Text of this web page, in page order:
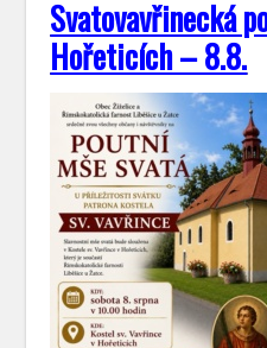
Svatovavřinecká
Hořeticích – 8.8.